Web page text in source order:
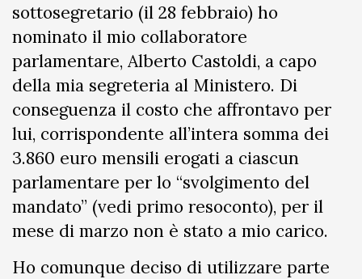
sottosegretario (il 28 febbraio) ho
nominato il mio collaboratore
parlamentare, Alberto Castoldi, a capo
della mia segreteria al Ministero. Di
conseguenza il costo che affrontavo per
lui, corrispondente all’intera somma dei
3.860 euro mensili erogati a ciascun
parlamentare per lo “svolgimento del
mandato” (vedi primo resoconto), per il
mese di marzo non è stato a mio carico.
Ho comunque deciso di utilizzare parte